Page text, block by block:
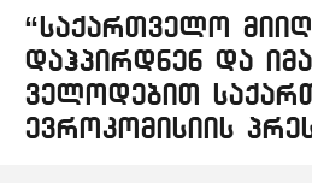
“საქართველო
დაჰპირდნენ და
ველოდებით
ევროკომისიის